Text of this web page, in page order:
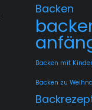
Backen
Backen mit
Backen zu